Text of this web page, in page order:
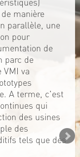
manière
parallèle, une
pour
de
parc de
VMI va
A terme, c'est
qui
des usines
des
tels que des